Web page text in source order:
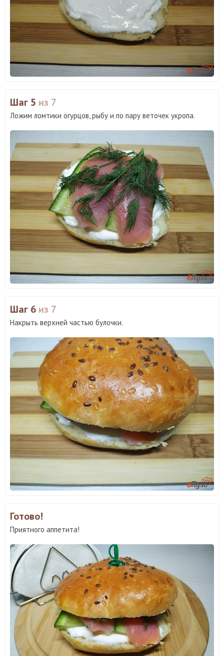
Шаг 5 из 7
Ложим ломтики огурцов, рыбу и по пару веточек укропа.
Шаг 6 из 7
Накрыть верхней частью булочки.
Готово!
Приятного аппетита!